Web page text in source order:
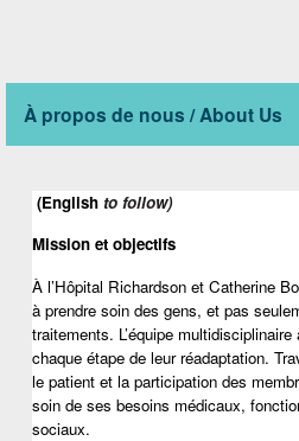
À propos de nous / About Us
(English to follow)
Mission et objectifs
À l’Hôpital Richardson et Catherine
à prendre soin des gens, et pas
traitements. L’équipe
chaque étape de leur réadaptation.
le patient et la participation des
soin de ses besoins médicaux,
sociaux.